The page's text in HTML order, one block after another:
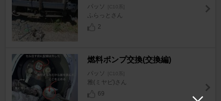
パッソ [C10系]
ふらっとさん
2
燃料ポンプ交換(交換編)
パッソ [C10系]
雅(ミヤビ)さん
69